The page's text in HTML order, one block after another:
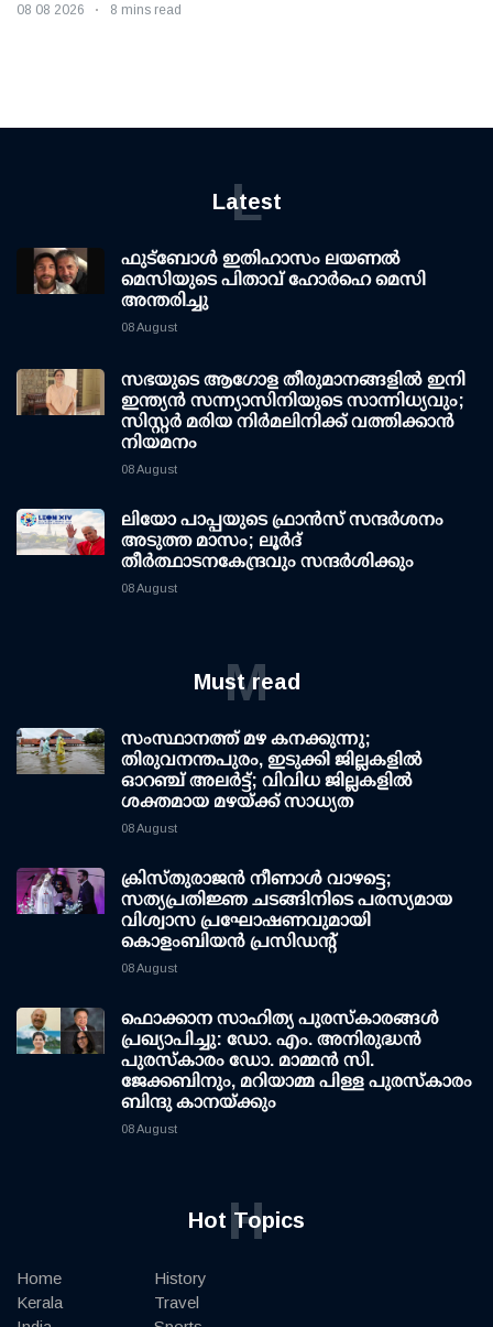
08 08 2026 8 mins read
Latest
L
ഫുട്ബോൾ ഇതിഹാസം ലയണൽ
മെസിയുടെ പിതാവ് ഹോർഹെ മെസി
അന്തരിച്ചു
08 August
സഭയുടെ ആഗോള തീരുമാനങ്ങളിൽ ഇനി
ഇന്ത്യൻ സന്ന്യാസിനിയുടെ സാന്നിധ്യവും;
സിസ്റ്റർ മരിയ നിർമലിനിക്ക് വത്തിക്കാൻ
നിയമനം
08 August
ലിയോ പാപ്പയുടെ ഫ്രാൻസ് സന്ദർശനം
അടുത്ത മാസം; ലൂർദ്
തീർത്ഥാടനകേന്ദ്രവും സന്ദർശിക്കും
08 August
Must read
M
സംസ്ഥാനത്ത് മഴ കനക്കുന്നു;
തിരുവനന്തപുരം, ഇടുക്കി ജില്ലകളിൽ
ഓറഞ്ച് അലർട്ട്; വിവിധ ജില്ലകളിൽ
ശക്തമായ മഴയ്ക്ക് സാധ്യത
08 August
ക്രിസ്തുരാജൻ നീണാൾ വാഴട്ടെ;
സത്യപ്രതിജ്ഞ ചടങ്ങിനിടെ പരസ്യമായ
വിശ്വാസ പ്രഘോഷണവുമായി
കൊളംബിയൻ പ്രസിഡന്റ്
08 August
ഫൊക്കാന സാഹിത്യ പുരസ്‌കാരങ്ങള്‍
പ്രഖ്യാപിച്ചു: ഡോ. എം. അനിരുദ്ധന്‍
പുരസ്‌കാരം ഡോ. മാമ്മന്‍ സി.
ജേക്കബിനും, മറിയാമ്മ പിള്ള പുരസ്‌കാരം
ബിന്ദു കാനയ്ക്കും
08 August
Hot Topics
H
Home
Kerala
History
Travel